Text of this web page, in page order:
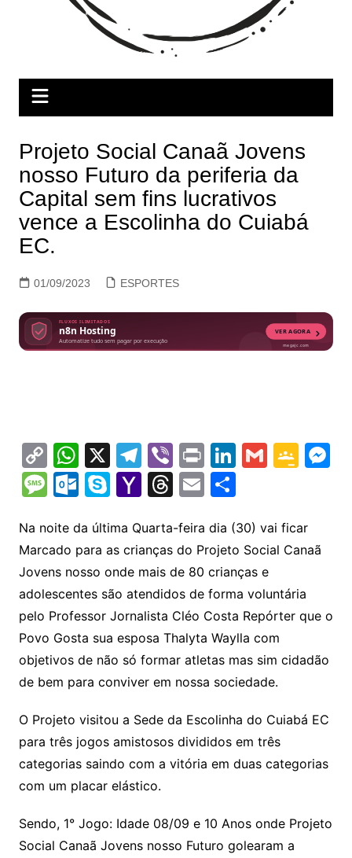
Projeto Social Canaã Jovens
nosso Futuro da periferia da
Capital sem fins lucrativos
vence a Escolinha do Cuiabá
EC.
01/09/2023 ESPORTES
C
o
p
y
Li
n
k
W
h
at
s
A
p
p
X T
el
e
gr
a
m
Vi
b
er
Pr
in
t
Li
n
k
e
dI
n
G
l
G
gl
e
a
s
sr
o
m
M
g
M
s
s
a
g
e
O
lo
o
k.
c
o
m
S
y
p
e
Y
h
o
o
M
ai
l
T
e
a
d
s
E
ai
l
S
ar
e
Na noite da última Quarta-feira dia (30) vai ficar
Marcado para as crianças do Projeto Social Canaã
Jovens nosso onde mais de 80 crianças e
adolescentes são atendidos de forma voluntária
pelo Professor Jornalista Cléo Costa Repórter que o
Povo Gosta sua esposa Thalyta Waylla com
objetivos de não só formar atletas mas sim cidadão
de bem para conviver em nossa sociedade.
O Projeto visitou a Sede da Escolinha do Cuiabá EC
para três jogos amistosos divididos em três
categorias saindo com a vitória em duas categorias
com um placar elástico.
Sendo, 1° Jogo: Idade 08/09 e 10 Anos onde Projeto
Social Canaã Jovens nosso Futuro golearam a